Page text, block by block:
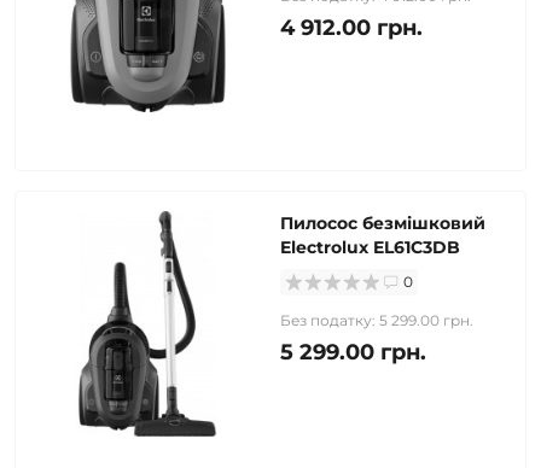
4 912.00 грн.
Пилосос безмішковий
Electrolux EL61C3DB
0
Без податку: 5 299.00 грн.
5 299.00 грн.